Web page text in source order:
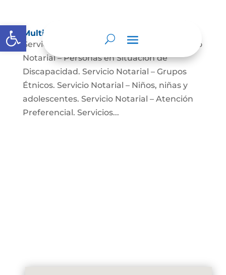
Abrir barra de herramientas
Multimedia
Servicio Notarial – Fuerzas Militares. Servicio
Notarial – Personas en Situación de
Discapacidad. Servicio Notarial – Grupos
Étnicos. Servicio Notarial – Niños, niñas y
adolescentes. Servicio Notarial – Atención
Preferencial. Servicios...